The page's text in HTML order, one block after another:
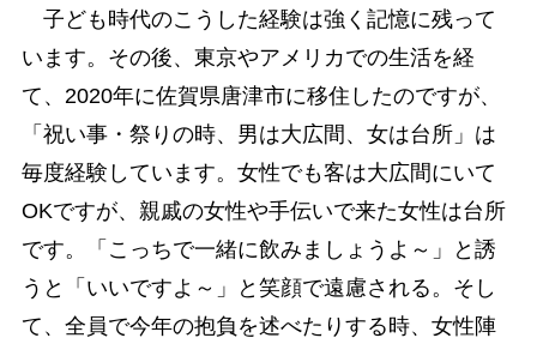
子ども時代のこうした経験は強く記憶に残って
います。その後、東京やアメリカでの生活を経
て、2020年に佐賀県唐津市に移住したのですが、
「祝い事・祭りの時、男は大広間、女は台所」は
毎度経験しています。女性でも客は大広間にいて
OKですが、親戚の女性や手伝いで来た女性は台所
です。「こっちで一緒に飲みましょうよ～」と誘
うと「いいですよ～」と笑顔で遠慮される。そし
て、全員で今年の抱負を述べたりする時、女性陣